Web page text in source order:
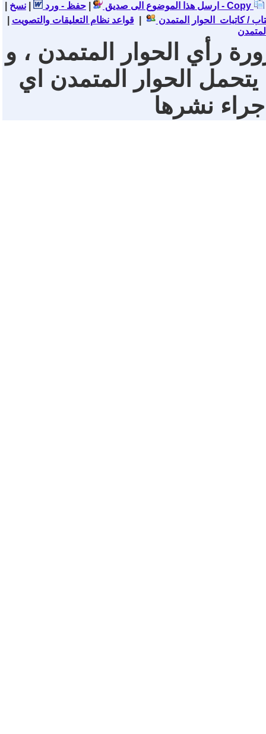
ارسل هذا الموضوع الى صديق حفظ - ورد نسخ - Copy
/ كاتبات الحوار المتمدن |قواعد نظام التعليقات والتصويت
رأي الحوار المتمدن ، و
يتحمل الحوار المتمدن اي
جراء نشرها